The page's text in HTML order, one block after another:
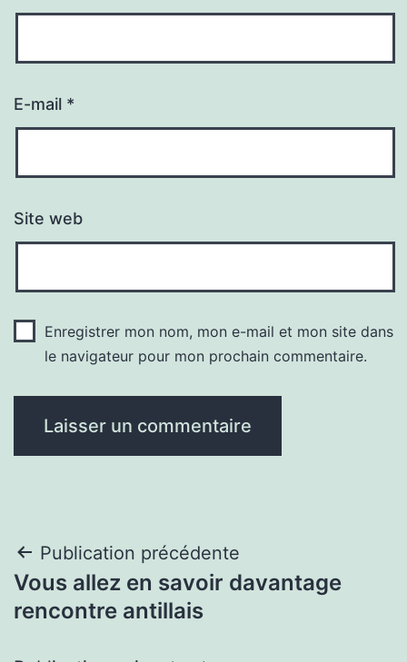
E-mail *
Site web
Enregistrer mon nom, mon e-mail et mon site dans
le navigateur pour mon prochain commentaire.
Navigation
de
Publication précédente
Vous allez en savoir davantage
rencontre antillais